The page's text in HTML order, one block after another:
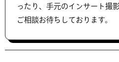
ったり、手元のインサート撮
ご相談お待ちしております。